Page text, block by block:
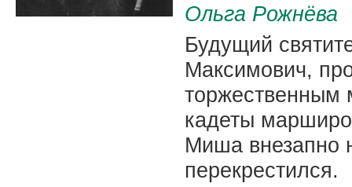
Ольга Рожнёва
Будущий
Максимович,
торжественным
кадеты
Миша внезапно
перекрестился.